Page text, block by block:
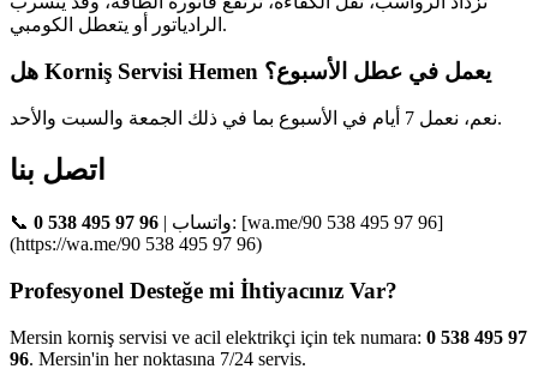
الرادياتور أو يتعطل الكومبي.
هل Korniş Servisi Hemen يعمل في عطل الأسبوع؟
نعم، نعمل 7 أيام في الأسبوع بما في ذلك الجمعة والسبت والأحد.
اتصل بنا
📞 0 538 495 97 96 | واتساب: [wa.me/90 538 495 97 96]
(https://wa.me/90 538 495 97 96)
Profesyonel Desteğe mi İhtiyacınız Var?
Mersin korniş servisi ve acil elektrikçi için tek numara: 0 538 495 97
96. Mersin'in her noktasına 7/24 servis.